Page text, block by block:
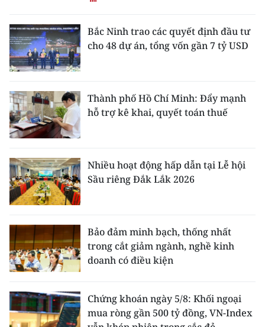
Bắc Ninh trao các quyết định đầu tư
cho 48 dự án, tổng vốn gần 7 tỷ USD
Thành phố Hồ Chí Minh: Đẩy mạnh
hỗ trợ kê khai, quyết toán thuế
Nhiều hoạt động hấp dẫn tại Lễ hội
Sầu riêng Đắk Lắk 2026
Bảo đảm minh bạch, thống nhất
trong cắt giảm ngành, nghề kinh
doanh có điều kiện
Chứng khoán ngày 5/8: Khối ngoại
mua ròng gần 500 tỷ đồng, VN-Index